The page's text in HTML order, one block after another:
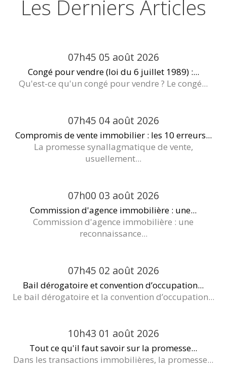
Les Derniers Articles
07h45 05 août 2026
Congé pour vendre (loi du 6 juillet 1989) :...
Qu'est-ce qu'un congé pour vendre ? Le congé...
07h45 04 août 2026
Compromis de vente immobilier : les 10 erreurs...
La promesse synallagmatique de vente,
usuellement...
07h00 03 août 2026
Commission d'agence immobilière : une...
Commission d'agence immobilière : une
reconnaissance...
07h45 02 août 2026
Bail dérogatoire et convention d’occupation...
Le bail dérogatoire et la convention d’occupation...
10h43 01 août 2026
Tout ce qu'il faut savoir sur la promesse...
Dans les transactions immobilières, la promesse...